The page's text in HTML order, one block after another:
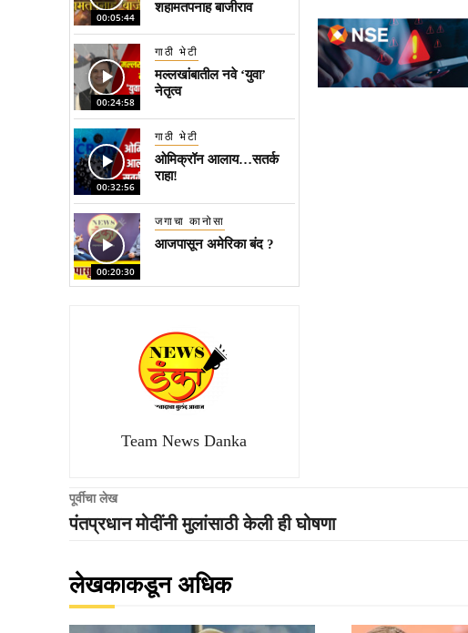
00:05:44
शहामतपनाह बाजीराव
00:24:58
गाठी भेटी
मल्लखांबातील नवे ‘युवा’
नेतृत्व
00:32:56
गाठी भेटी
ओमिक्रॉन आलाय…सतर्क
राहा!
00:20:30
जगाचा कानोसा
आजपासून अमेरिका बंद ?
Team News Danka
पूर्वीचा लेख
पंतप्रधान मोदींनी मुलांसाठी केली ही घोषणा
लेखकाकडून अधिक